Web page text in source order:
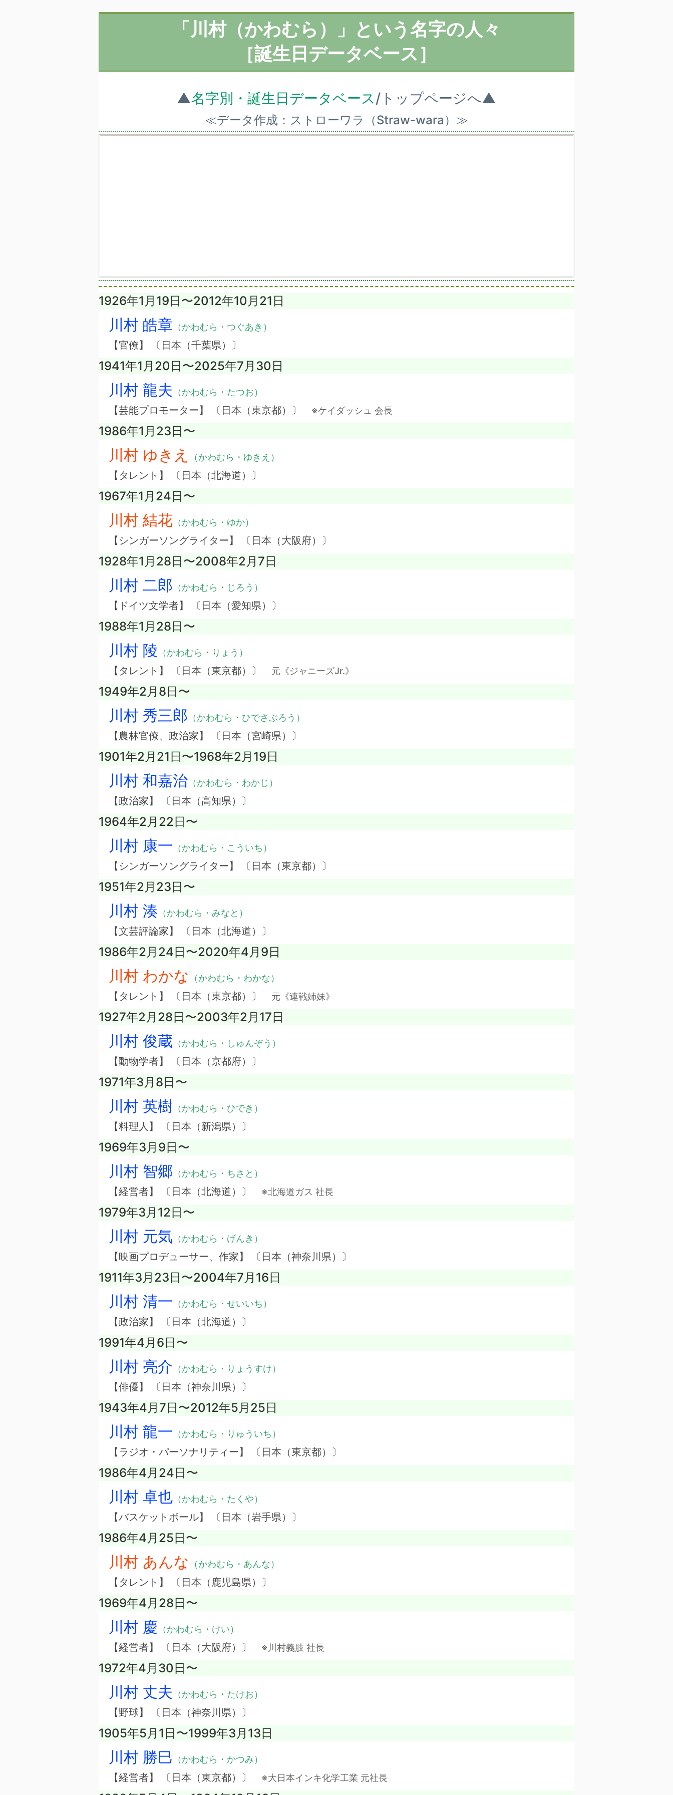
「川村（かわむら）」という名字の人々
［誕生日データベース］
▲名字別・誕生日データベース/トップページへ▲
≪データ作成：ストローワラ（Straw-wara）≫
1926年1月19日〜2012年10月21日
川村 皓章 （かわむら・つぐあき）
【官僚】 〔日本（千葉県）〕
1941年1月20日〜2025年7月30日
川村 龍夫 （かわむら・たつお）
【芸能プロモーター】 〔日本（東京都）〕 ※ケイダッシュ 会長
1986年1月23日〜
川村 ゆきえ （かわむら・ゆきえ）
【タレント】 〔日本（北海道）〕
1967年1月24日〜
川村 結花 （かわむら・ゆか）
【シンガーソングライター】 〔日本（大阪府）〕
1928年1月28日〜2008年2月7日
川村 二郎 （かわむら・じろう）
【ドイツ文学者】 〔日本（愛知県）〕
1988年1月28日〜
川村 陵 （かわむら・りょう）
【タレント】 〔日本（東京都）〕 元《ジャニーズJr.》
1949年2月8日〜
川村 秀三郎 （かわむら・ひでさぶろう）
【農林官僚、政治家】 〔日本（宮崎県）〕
1901年2月21日〜1968年2月19日
川村 和嘉治 （かわむら・わかじ）
【政治家】 〔日本（高知県）〕
1964年2月22日〜
川村 康一 （かわむら・こういち）
【シンガーソングライター】 〔日本（東京都）〕
1951年2月23日〜
川村 湊 （かわむら・みなと）
【文芸評論家】 〔日本（北海道）〕
1986年2月24日〜2020年4月9日
川村 わかな （かわむら・わかな）
【タレント】 〔日本（東京都）〕 元《連戦姉妹》
1927年2月28日〜2003年2月17日
川村 俊蔵 （かわむら・しゅんぞう）
【動物学者】 〔日本（京都府）〕
1971年3月8日〜
川村 英樹 （かわむら・ひでき）
【料理人】 〔日本（新潟県）〕
1969年3月9日〜
川村 智郷 （かわむら・ちさと）
【経営者】 〔日本（北海道）〕 ※北海道ガス 社長
1979年3月12日〜
川村 元気 （かわむら・げんき）
【映画プロデューサー、作家】 〔日本（神奈川県）〕
1911年3月23日〜2004年7月16日
川村 清一 （かわむら・せいいち）
【政治家】 〔日本（北海道）〕
1991年4月6日〜
川村 亮介 （かわむら・りょうすけ）
【俳優】 〔日本（神奈川県）〕
1943年4月7日〜2012年5月25日
川村 龍一 （かわむら・りゅういち）
【ラジオ・パーソナリティー】 〔日本（東京都）〕
1986年4月24日〜
川村 卓也 （かわむら・たくや）
【バスケットボール】 〔日本（岩手県）〕
1986年4月25日〜
川村 あんな （かわむら・あんな）
【タレント】 〔日本（鹿児島県）〕
1969年4月28日〜
川村 慶 （かわむら・けい）
【経営者】 〔日本（大阪府）〕 ※川村義肢 社長
1972年4月30日〜
川村 丈夫 （かわむら・たけお）
【野球】 〔日本（神奈川県）〕
1905年5月1日〜1999年3月13日
川村 勝巳 （かわむら・かつみ）
【経営者】 〔日本（東京都）〕 ※大日本インキ化学工業 元社長